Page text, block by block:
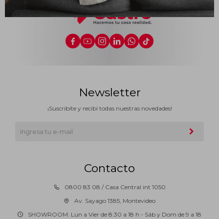
     
Contacto
0800 83 08 / Casa Central int 1050
Av. Sayago 1385, Montevideo
SHOWROOM: Lun a Vier de 8:30 a 18 h - Sáb y Dom de 9 a 18
Newsletter
¡Suscribite y recibí todas nuestras novedades!
Impermeabilizantes